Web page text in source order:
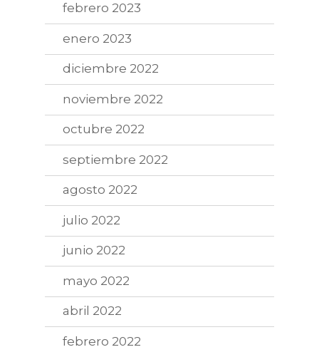
febrero 2023
enero 2023
diciembre 2022
noviembre 2022
octubre 2022
septiembre 2022
agosto 2022
julio 2022
junio 2022
mayo 2022
abril 2022
febrero 2022